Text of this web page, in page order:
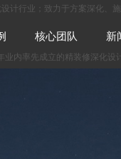
计行业；致力于方案深化、施
核心团队 新
内率先成立的精装修深化设